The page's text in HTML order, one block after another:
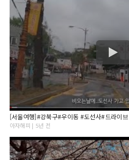
[서울여행]#강북구#우이동 #도선사#드라이
아자해피 | 5년 전